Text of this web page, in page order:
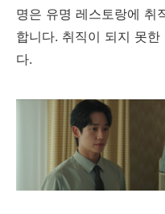
명은 유명 레스토랑에 취
합니다. 취직이 되지 못
다.